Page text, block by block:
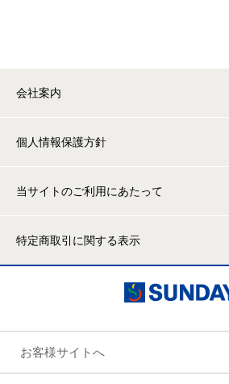
会社案内
個人情報保護方針
当サイトのご利用にあたって
特定商取引に関する表示
お客様サイトへ